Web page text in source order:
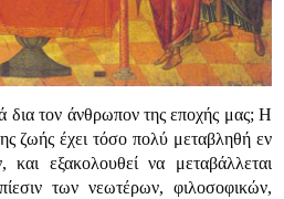
δια τον άνθρωπον της εποχής μας; Η
ζωής έχει τόσο πολύ μεταβληθή εν
και εξακολουθεί να μεταβάλλεται
των νεωτέρων, φιλοσοφικών,